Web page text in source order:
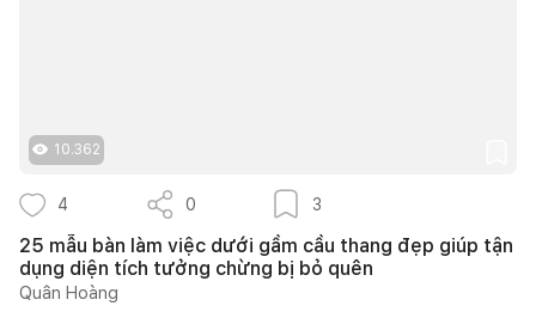
10.362
4 0 3
25 mẫu bàn làm việc dưới gầm cầu thang đẹp giúp tận
dụng diện tích tưởng chừng bị bỏ quên
Quân Hoàng